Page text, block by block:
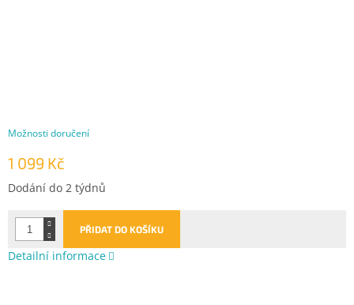
1 099 Kč
Měrná
Dodání do 2 týdnů
Možnosti doručení
PŘIDAT DO KOŠÍKU
Detailní informace